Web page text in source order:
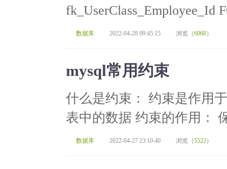
fk_UserClass_Employee_Id
数据库 2022-04-28 09:45:15 浏览（6068）
mysql常用约束
什么是约束： 约束是作用
表中的数据 约束的作用：
数据库 2022-04-27 23:10:40 浏览（5522）